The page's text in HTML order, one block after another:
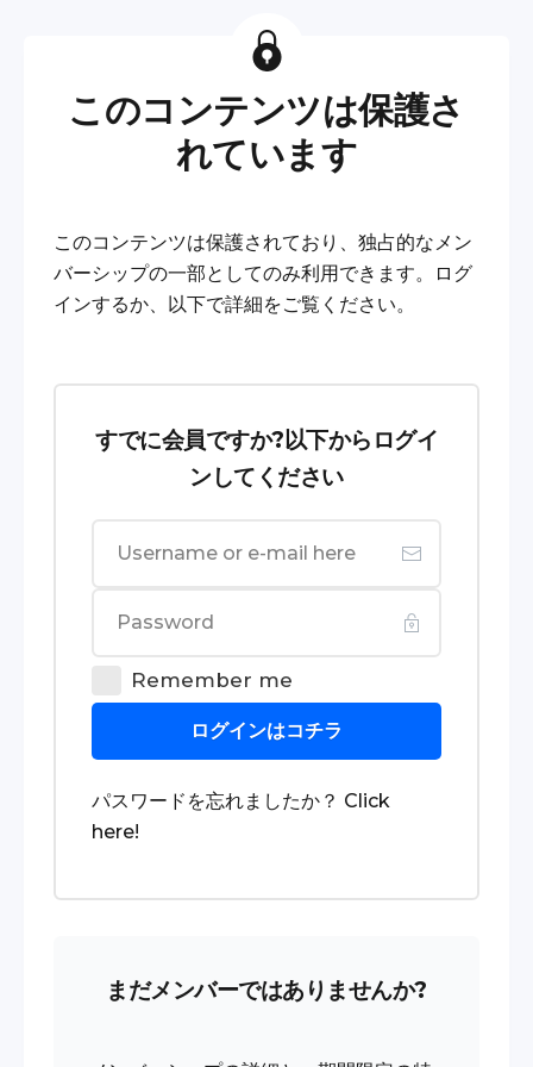
このコンテンツは保護さ
れています
このコンテンツは保護されており、独占的なメン
バーシップの一部としてのみ利用できます。ログ
インするか、以下で詳細をご覧ください。
すでに会員ですか?以下からログイ
ンしてください
Remember me
ログインはコチラ
パスワードを忘れましたか？ Click
here!
まだメンバーではありませんか?